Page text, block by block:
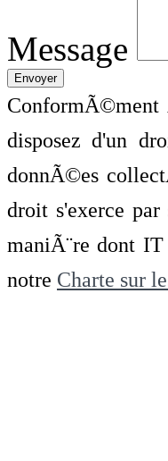
Message
disposez d'un
donnÃ©es
droit s'exerce
maniÃ¨re dont
notre Charte sur